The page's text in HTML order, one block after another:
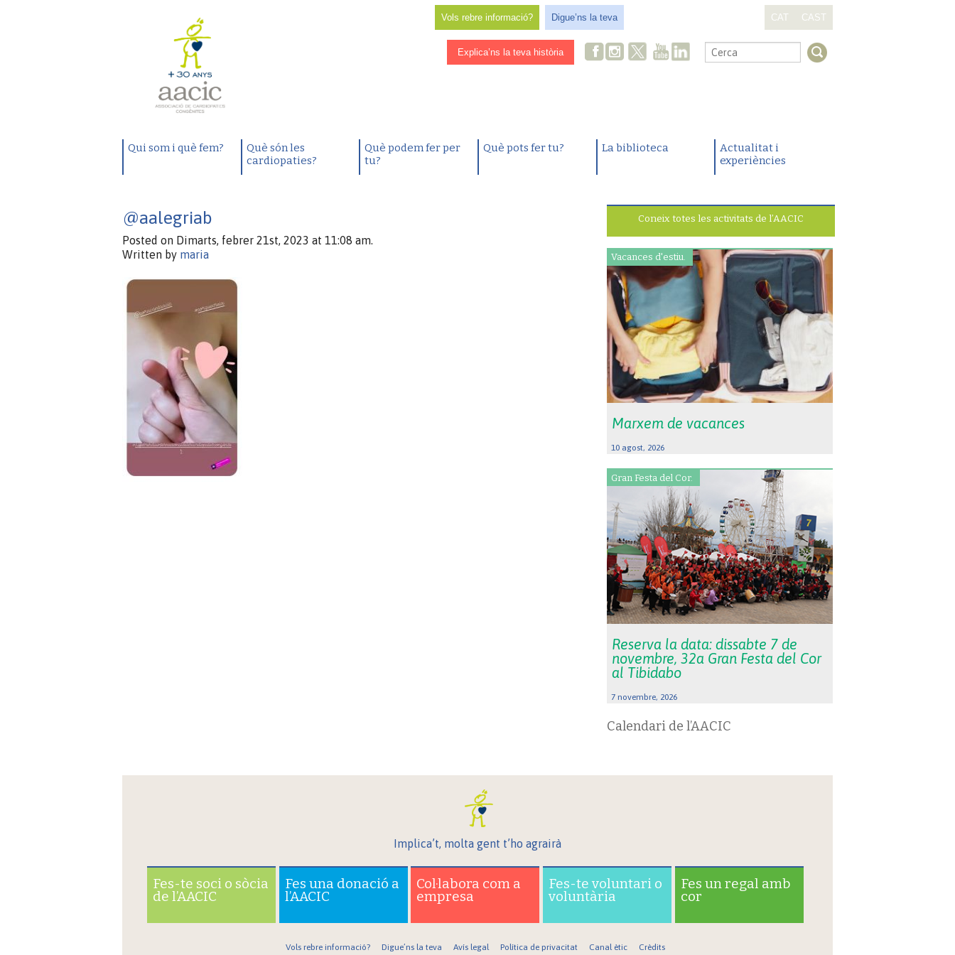
Vols rebre informació? Digue’ns la teva CAT CAST
Explica’ns la teva història .
Qui som i què fem?
Què són les
cardiopaties?
Què podem fer per
tu?
Què pots fer tu? La biblioteca
Actualitat i
experiències
@aalegriab
Posted on Dimarts, febrer 21st, 2023 at 11:08 am.
Written by maria
Coneix totes les activitats de l’AACIC
Vacances d'estiu.
Marxem de vacances
10 agost, 2026
Gran Festa del Cor.
Reserva la data: dissabte 7 de
novembre, 32a Gran Festa del Cor
al Tibidabo
7 novembre, 2026
Calendari de l’AACIC
Implica’t, molta gent t’ho agrairà
Fes-te soci o sòcia
de l’AACIC
Fes una donació a
l’AACIC
Col·labora com a
empresa
Fes-te voluntari o
voluntària
Fes un regal amb
cor
Vols rebre informació? Digue’ns la teva Avís legal Política de privacitat Canal ètic Crèdits